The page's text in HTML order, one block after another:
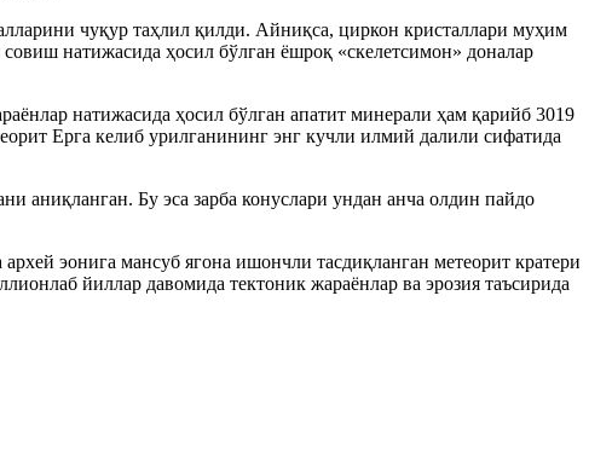
чуқур таҳлил қилди. Айниқса, циркон кристаллари муҳим
натижасида ҳосил бўлган ёшроқ «скелетсимон» доналар
натижасида ҳосил бўлган апатит минерали ҳам қарийб 3019
Ерга келиб урилганининг энг кучли илмий далили сифатида
Бу эса зарба конуслари ундан анча олдин пайдо
эонига мансуб ягона ишончли тасдиқланган метеорит кратери
йиллар давомида тектоник жараёнлар ва эрозия таъсирида